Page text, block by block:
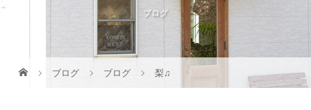
ブログ
ブログ ブログ 梨♫